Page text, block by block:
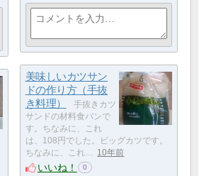
美味しいカツサン
ドの作り方（手抜
き料理）
手抜きカツ
サンドの材料食パンで
す。ちなみに、これ
は、108円でした。ビッグカツです。
ちなみに、これ… 10年前
いいね！ 0